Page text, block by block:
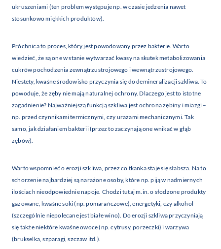
ukruszeniami (ten problem występuje np. w czasie jedzenia nawet
stosunkowo miękkich produktów).
Próchnica to proces, który jest powodowany przez bakterie. Warto
wiedzieć, że są one w stanie wytwarzać kwasy na skutek metabolizowania
cukrów pochodzenia zewnątrzustrojowego i wewnątrzustrojowego.
Niestety, kwaśne środowisko przyczynia się do demineralizacji szkliwa. To
powoduje, że zęby nie mają naturalnej ochrony. Dlaczego jest to istotne
zagadnienie? Najważniejszą funkcją szkliwa jest ochrona zębiny i miazgi –
np. przed czynnikami termicznymi, czy urazami mechanicznymi. Tak
samo, jak działaniem bakterii (przez to zaczynają one wnikać w głąb
zębów).
Warto wspomnieć o erozji szkliwa, przez co tkanka staje się słabsza. Na to
schorzenie najbardziej są narażone osoby, które np. piją w nadmiernych
ilościach nieodpowiednie napoje. Chodzi tutaj m.in. o słodzone produkty
gazowane, kwaśne soki (np. pomarańczowe), energetyki, czy alkohol
(szczególnie niepolecane jest białe wino). Do erozji szkliwa przyczyniają
się także niektóre kwaśne owoce (np. cytrusy, porzeczki) i warzywa
(brukselka, szparagi, szczaw itd.).